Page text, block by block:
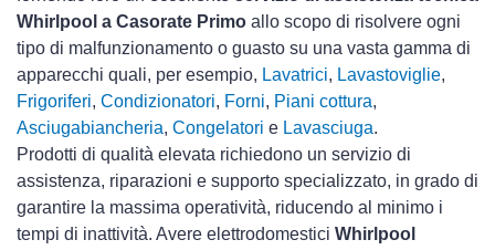
Whirlpool a Casorate Primo allo scopo di risolvere ogni
tipo di malfunzionamento o guasto su una vasta gamma di
apparecchi quali, per esempio, Lavatrici, Lavastoviglie,
Frigoriferi, Condizionatori, Forni, Piani cottura,
Asciugabiancheria, Congelatori e Lavasciuga.
Prodotti di qualità elevata richiedono un servizio di
assistenza, riparazioni e supporto specializzato, in grado di
garantire la massima operatività, riducendo al minimo i
tempi di inattività. Avere elettrodomestici Whirlpool